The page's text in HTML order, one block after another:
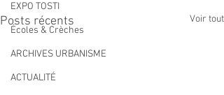
EXPO TOSTI
Écoles & Crèches
ARCHIVES URBANISME
ACTUALITÉ
Posts récents Voir tout